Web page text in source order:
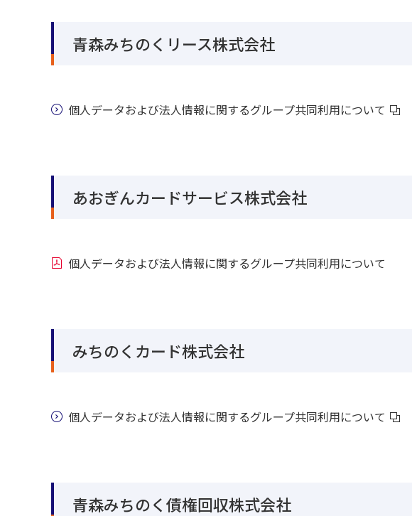
青森みちのくリース株式会社
個人データおよび法人情報に関するグループ共同利用について
あおぎんカードサービス株式会社
個人データおよび法人情報に関するグループ共同利用について
みちのくカード株式会社
個人データおよび法人情報に関するグループ共同利用について
青森みちのく債権回収株式会社